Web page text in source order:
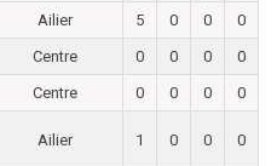
Ailier 5 0 0
0
Centre 0 0 0
0
Centre 0 0 0 0
Ailier 1 0 0 0